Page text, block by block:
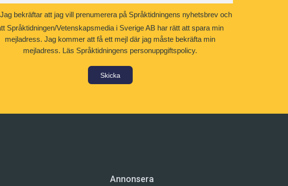
Jag bekräftar att jag vill prenumerera på Språktidningens nyhetsbrev och
Språktidningen/Vetenskapsmedia i Sverige AB har rätt att spara min
mejladress. Jag kommer att få ett mejl där jag måste bekräfta min
mejladress. Läs Språktidningens personuppgiftspolicy.
Skicka
Annonsera